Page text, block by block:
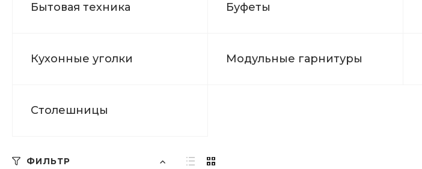
Бытовая техника Буфеты
Кухонные уголки Модульные гарнитуры
Столешницы
ФИЛЬТР